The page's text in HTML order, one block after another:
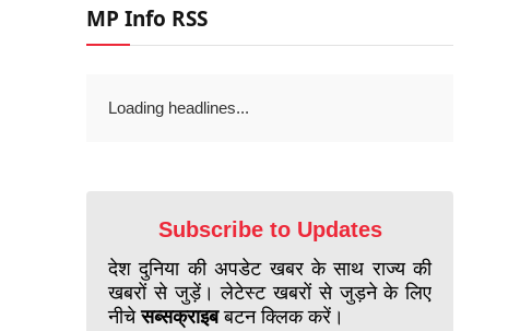
MP Info RSS
Loading headlines...
Subscribe to Updates
देश दुनिया की अपडेट खबर के साथ राज्य की
खबरों से जुड़ें। लेटेस्ट खबरों से जुड़ने के लिए
नीचेसब्सक्राइबबटन क्लिक करें।